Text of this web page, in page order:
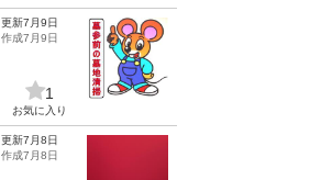
更新7月9日
作成7月9日
1
お気に入り
更新7月8日
作成7月8日